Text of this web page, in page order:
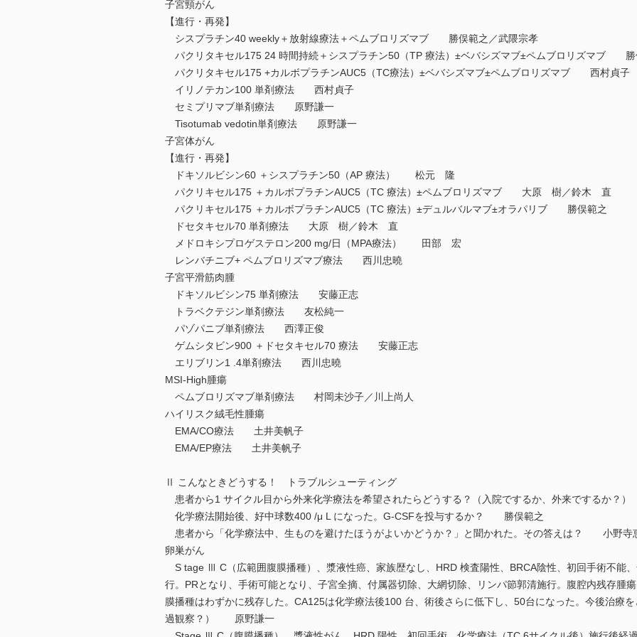
子宮頸がん
【進行・再発】
シスプラチン40 weekly＋放射線療法＋ペムブロリズマブ 勝俣範之／武隈宗孝
パクリタキセル175 24 時間持続＋シスプラチン50（TP 療法）±ベバシズマブ±ペムブロリズマブ 勝
パクリタキセル175 +カルボプラチンAUC5（TC療法）±ベバシズマブ±ペムブロリズマブ 西村貞子
イリノテカン100 単剤療法 西村貞子
セミプリマブ単剤療法 原野謙一
Tisotumab vedotin単剤療法 原野謙一
子宮体がん
【進行・再発】
ドキソルビシン60 ＋シスプラチン50（AP 療法） 松元 隆
パクリキセル175 ＋カルボプラチンAUC5（TC 療法）±ペムブロリズマブ 大原 樹／鈴木 直
パクリキセル175 ＋カルボプラチンAUC5（TC 療法）±デュルバルマブ±オラパリブ 勝俣範之
ドセタキセル70 単剤療法 大原 樹／鈴木 直
メドロキシプロゲステロン200 mg/日（MPA療法） 田部 宏
レンバチニブ+ ペムブロリズマブ療法 西川忠曉
子宮平滑筋肉腫
ドキソルビシン75 単剤療法 安藤正志
トラベクテジン単剤療法 友松純一
パゾパニブ単剤療法 西澤正俊
ゲムシタビン900 ＋ドセタキセル70 療法 安藤正志
エリブリン1 .4単剤療法 西川忠曉
MSI-High腫瘍
ペムブロリズマブ単剤療法 村岡未沙子／川上尚人
ハイリスク絨毛性腫瘍
EMA/CO療法 土井美帆子
EMA/EP療法 土井美帆子
Ⅱ こんなときどうする！ トラブルシューティング
患者から1 サイクル目から外来化学療法を希望されたらどうする？（入院でするか、外来でするか
化学療法開始後、好中球数400 /μ L になった。G-CSFを投与するか？ 勝俣範之
患者から「化学療法中、生ものを避けたほうがよいかどうか？」と聞かれた。その答えは？ 小野寺
卵巣がん
S tage Ⅲ C（広範囲腹膜播種）、漿液性癌、家族歴なし、HRD 検査陽性、BRCA陰性、初回手術不能
行。PRとなり、手術可能となり、子宮全摘、付属器切除、大網切除、リンパ節郭清施行。腹腔内残存腫
膜播種はわずかに残存した。CA125は化学療法後100 台、術後さらに低下し、50台になった。今後治療
過観察？） 原野謙一